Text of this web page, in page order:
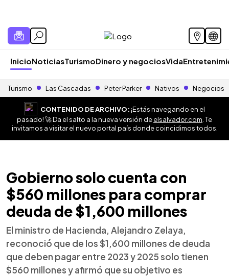
InicioNoticiasTurismoDinero y negociosVida
Turismo Las Cascadas Peter Parker Nativos Negocios
CONTENIDO DE ARCHIVO:¡Estás navegando en el
pasado! 🚀 Da el salto a la nueva versión deelsalvador.com . Te
invitamos a visitar el nuevo portal país donde coincidimos todos.
Gobierno solo cuenta con
$560 millones para comprar
deuda de $1,600 millones
El ministro de Hacienda, Alejandro Zelaya,
reconoció que de los $1,600 millones de deuda
que deben pagar entre 2023 y 2025 solo tienen
$560 millones y afirmó que su objetivo es